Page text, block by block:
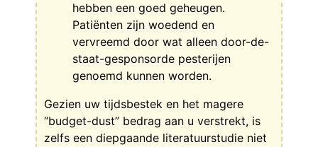
hebben een goed geheugen.
Patiënten zijn woedend en
vervreemd door wat alleen door-de-
staat-gesponsorde pesterijen
genoemd kunnen worden.
Gezien uw tijdsbestek en het magere
“budget-dust” bedrag aan u verstrekt, is
zelfs een diepgaande literatuurstudie niet